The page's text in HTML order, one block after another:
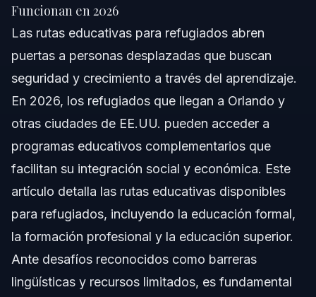
Respuesta Rápida
Comprendiendo las Rutas Educativas para
Refugiados
Pasos Clave que los Refugiados Deben Seguir
Subsección: Ejemplo de Caso
Errores Comunes de los Refugiados al Acceder a
Cronograma: Qué Esperar los Refugiados
Preguntas Frecuentes
¿Cómo puede la educación ayudar a los refugiados?
Funcionan en 2026
Las rutas educativas para refugiados abren
puertas a personas desplazadas que buscan
seguridad y crecimiento a través del aprendizaje.
En 2026, los refugiados que llegan a Orlando y
otras ciudades de EE.UU. pueden acceder a
programas educativos complementarios que
facilitan su integración social y económica. Este
artículo detalla las rutas educativas disponibles
para refugiados, incluyendo la educación formal,
la formación profesional y la educación superior.
Ante desafíos reconocidos como barreras
lingüísticas y recursos limitados, es fundamental